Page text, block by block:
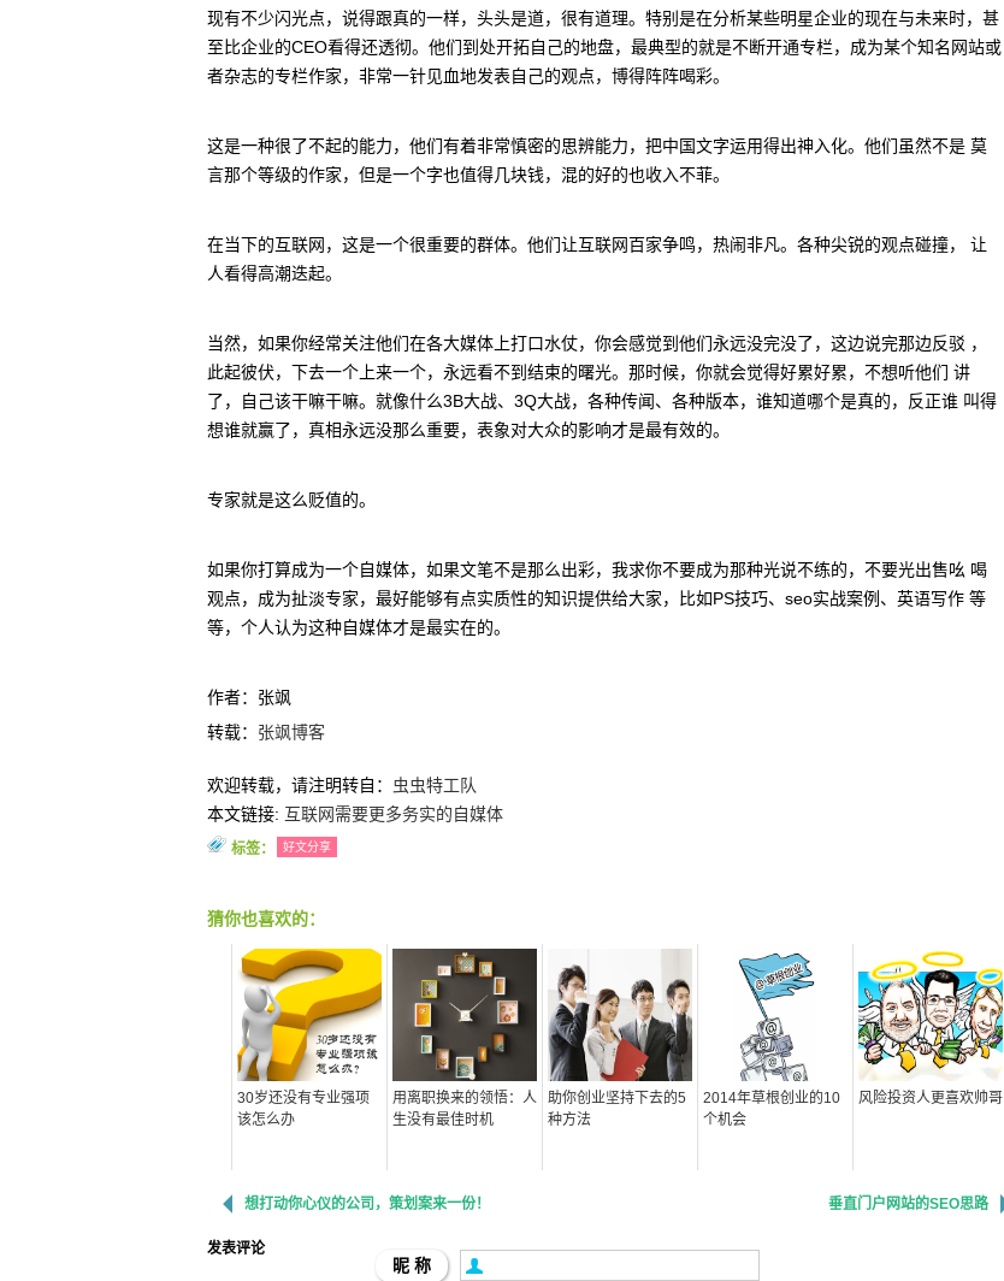
现有不少闪光点，说得跟真的一样，头头是道，很有道理。特别是在分析某些明星企业的现在与未来时，甚
至比企业的CEO看得还透彻。他们到处开拓自己的地盘，最典型的就是不断开通专栏，成为某个知名网站或
者杂志的专栏作家，非常一针见血地发表自己的观点，博得阵阵喝彩。
这是一种很了不起的能力，他们有着非常慎密的思辨能力，把中国文字运用得出神入化。他们虽然不是 莫
言那个等级的作家，但是一个字也值得几块钱，混的好的也收入不菲。
在当下的互联网，这是一个很重要的群体。他们让互联网百家争鸣，热闹非凡。各种尖锐的观点碰撞， 让
人看得高潮迭起。
当然，如果你经常关注他们在各大媒体上打口水仗，你会感觉到他们永远没完没了，这边说完那边反驳 ，
此起彼伏，下去一个上来一个，永远看不到结束的曙光。那时候，你就会觉得好累好累，不想听他们 讲
了，自己该干嘛干嘛。就像什么3B大战、3Q大战，各种传闻、各种版本，谁知道哪个是真的，反正谁 叫得
想谁就赢了，真相永远没那么重要，表象对大众的影响才是最有效的。
专家就是这么贬值的。
如果你打算成为一个自媒体，如果文笔不是那么出彩，我求你不要成为那种光说不练的，不要光出售吆 喝
观点，成为扯淡专家，最好能够有点实质性的知识提供给大家，比如PS技巧、seo实战案例、英语写作 等
等，个人认为这种自媒体才是最实在的。
作者：张飒
转载： 张飒博客
欢迎转载，请注明转自： 虫虫特工队
本文链接: 互联网需要更多务实的自媒体
标签： 好文分享
猜你也喜欢的：
30岁还没有专业强项
该怎么办
用离职换来的领悟：人
生没有最佳时机
助你创业坚持下去的5
种方法
2014年草根创业的10
个机会
风险投资人更喜欢帅哥
想打动你心仪的公司，策划案来一份！ 垂直门户网站的SEO思路
发表评论
昵 称